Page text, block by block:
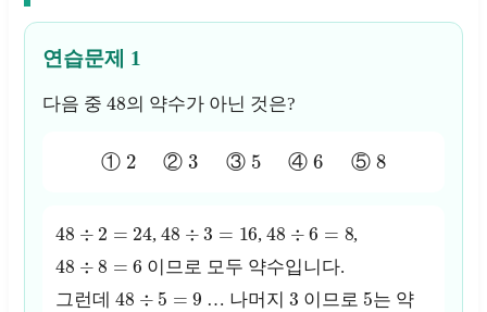
연습문제 1
다음 중 48의 약수가 아닌 것은?
① 2 ②3 ③ 5 ④6 ⑤ 8
48 2 = , 48 ÷3 = , 48 ÷6 = ,
48 8 =
이므로 모두 약수입니다.
그런데
48 5 = … 나머지3 이므로 5는 약